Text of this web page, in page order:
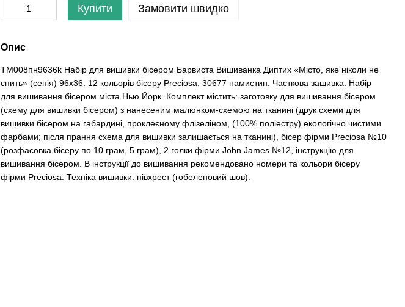
Купити Замовити швидко
Опис
ТМ008пн9636k Набір для вишивки бісером Барвиста Вишиванка Диптих «Місто, яке ніколи не
спить» (сепія) 96х36. 12 кольорів бісеру Preciosa. 30677 намистин. Часткова зашивка. Набір
для вишивання бісером міста Нью Йорк. Комплект містить: заготовку для вишивання бісером
(схему для вишивки бісером) з нанесеним малюнком-схемою на тканині (друк схеми для
вишивки бісером на габардині, проклеєному флізеліном, (100% поліестру) екологічно чистими
фарбами; після прання схема для вишивки залишається на тканині), бісер фірми Preciosa №10
(розфасовка бісеру по 10 грам, 5 грам), 2 голки фірми John James №12, інструкцію для
вишивання бісером. В інструкції до вишивання рекомендовано номери та кольори бісеру
фірми Preciosa. Техніка вишивки: півхрест (гобеленовий шов).